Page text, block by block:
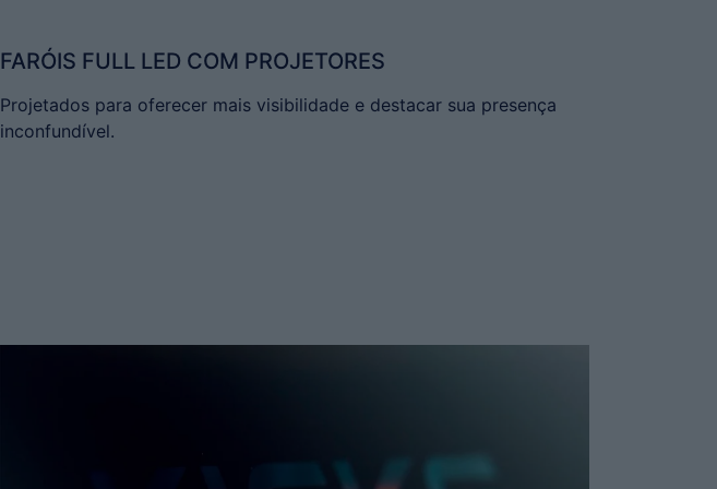
FARÓIS FULL LED COM PROJETORES
Projetados para oferecer mais visibilidade e destacar sua presença
inconfundível.